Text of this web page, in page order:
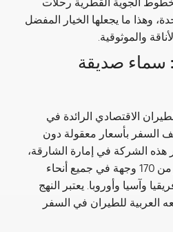
وهذا ما يجعلها الخيار المفضل
والموثوقية.
سماء صديقة
الاقتصادي الرائدة في
السفر بأسعار معقولة دون
الشركة في إمارة الشارقة،
وتقوم بربط الركاب بأكثر من 170 وجهة في جميع أنحاء
وآسيا وأوروبا. يعتبر النهج
العربية للطيران في السفر